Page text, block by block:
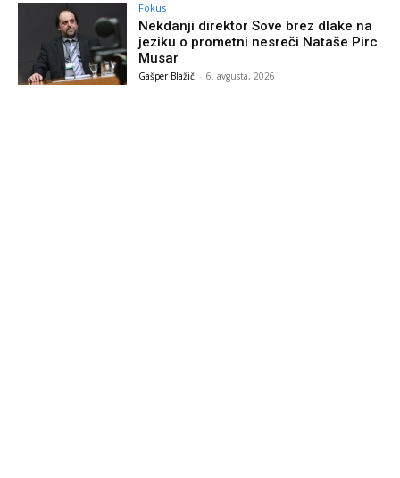
Fokus
Nekdanji direktor Sove brez dlake na
jeziku o prometni nesreči Nataše Pirc
Musar
Gašper Blažič - 6. avgusta, 2026